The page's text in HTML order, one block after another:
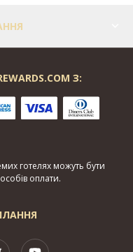
З:
готелях можуть бути
оплати.